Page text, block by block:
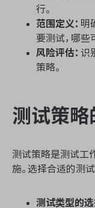
ONES 资讯
行。
范围定义： 明
要测试，哪些
风险评估： 识
策略。
测试策略
测试策略是测试工
施。选择合适的测
测试类型的选